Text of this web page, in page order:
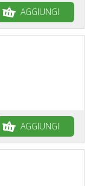
AGGIUNGI
AGGIUNGI